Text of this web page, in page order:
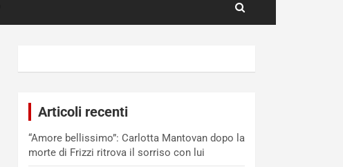
Articoli recenti
“Amore bellissimo”: Carlotta Mantovan dopo la
morte di Frizzi ritrova il sorriso con lui